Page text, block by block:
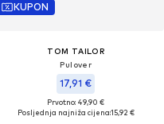
KUPON
TOM TAILOR
Pulover
17,91 €
Prvotno: 49,90 €
Posljednja najniža cijena:15,92 €